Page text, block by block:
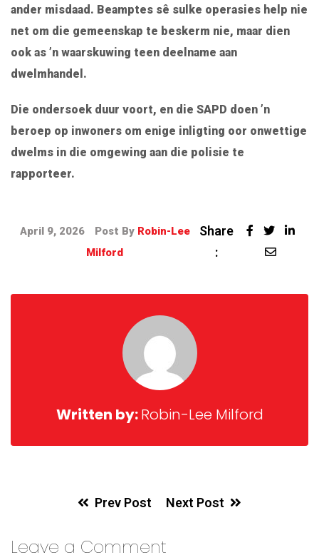
ander misdaad. Beamptes sê sulke operasies help nie
net om die gemeenskap te beskerm nie, maar dien
ook as ’n waarskuwing teen deelname aan
dwelmhandel.
Die ondersoek duur voort, en die SAPD doen ’n
beroep op inwoners om enige inligting oor onwettige
dwelms in die omgewing aan die polisie te
rapporteer.
April 9, 2026 Post By Robin-Lee
Milford
Share
:
Written by:Robin-Lee Milford
Prev Post Next Post
Leave a Comment